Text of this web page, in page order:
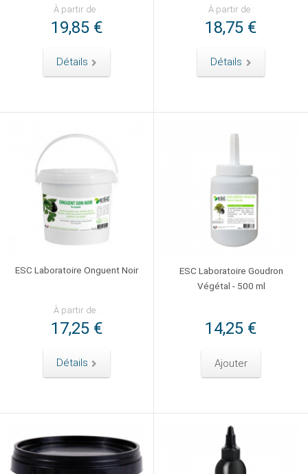
À partir de :
19,85 €
Détails
À partir de :
18,75 €
Détails
ESC Laboratoire Onguent Noir
À partir de :
17,25 €
Détails
ESC Laboratoire Goudron
Végétal - 500 ml
14,25 €
Ajouter